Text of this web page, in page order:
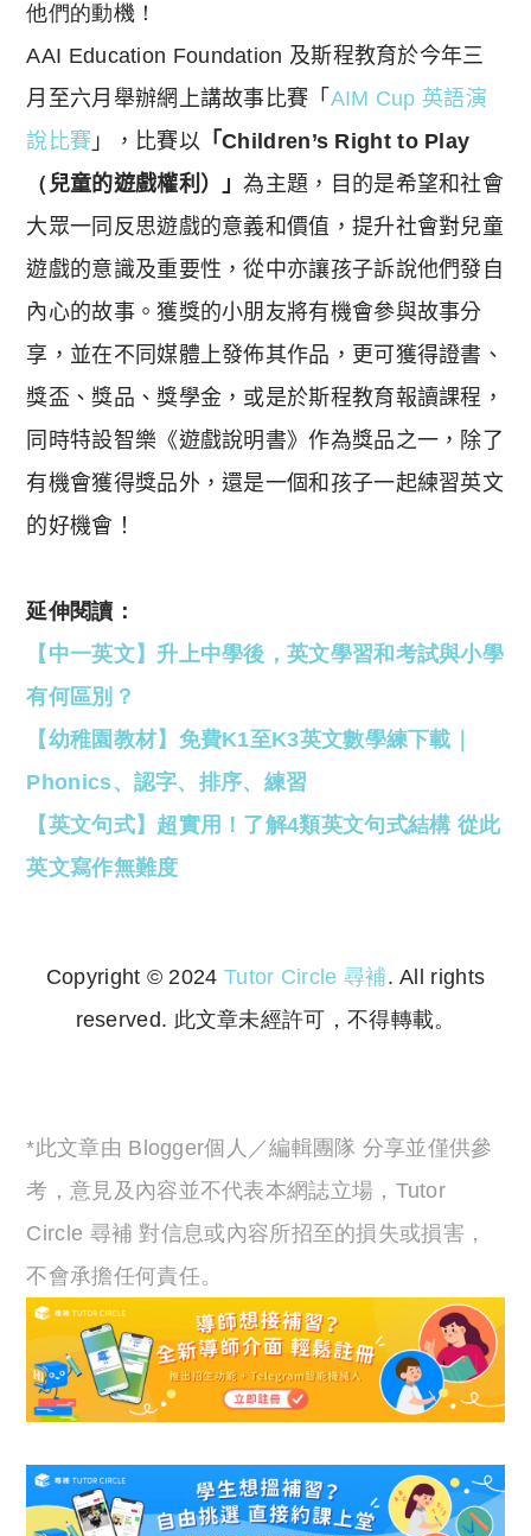
他們的動機！
AAI Education Foundation 及斯程教育於今年三
月至六月舉辦網上講故事比賽「 AIM Cup 英語演
說比賽 」，比賽以 「Children’s Right to Play
（兒童的遊戲權利） 」為主題，目的是希望和社會
大眾一同反思遊戲的意義和價值， 提升社會對兒童
遊戲的意識及重要性，從中亦讓孩子訴說他們發自
內心的故事。獲獎的小朋友將有機會參與故事分
享，並在不同媒體上發佈其作品， 更可獲得證書、
獎盃、獎品、獎學金，或是於斯程教育報讀課程，
同時特設智樂《遊戲說明書》作為獎品之一，除了
有機會獲得獎品外，還是一個和孩子一起練習英文
的好機會！
延伸閱讀：
【中一英文】升上中學後，英文學習和考試與小學
有何區別？
【幼稚園教材】免費K1至K3英文數學練下載｜
Phonics、認字、排序、練習
【英文句式】超實用！了解4類英文句式結構 從此
英文寫作無難度
Copyright © 2024 Tutor Circle 尋補. All rights
reserved. 此文章未經許可，不得轉載。
*此文章由 Blogger個人／編輯團隊 分享並僅供參
考，意見及內容並不代表本網誌立場，Tutor
Circle 尋補 對信息或內容所招至的損失或損害，
不會承擔任何責任。